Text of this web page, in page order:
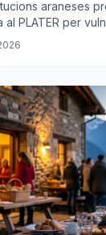
araneses
al PLATER per
de la